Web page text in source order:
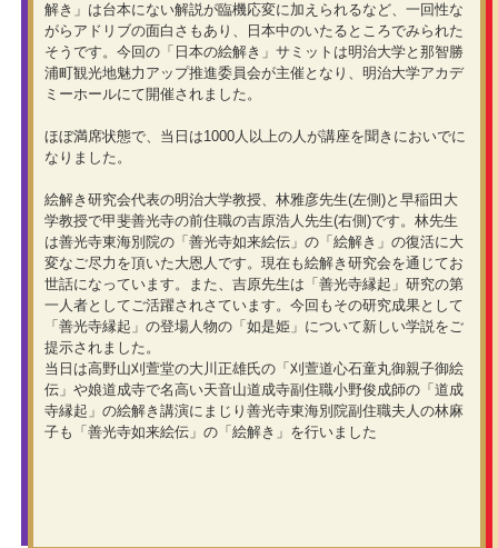
解き」は台本にない解説が臨機応変に加えられるなど、一回性な
がらアドリブの面白さもあり、日本中のいたるところでみられた
そうです。今回の「日本の絵解き」サミットは明治大学と那智勝
浦町観光地魅力アップ推進委員会が主催となり、明治大学アカデ
ミーホールにて開催されました。
ほぼ満席状態で、当日は1000人以上の人が講座を聞きにおいでに
なりました。
絵解き研究会代表の明治大学教授、林雅彦先生(左側)と早稲田大
学教授で甲斐善光寺の前住職の吉原浩人先生(右側)です。林先生
は善光寺東海別院の「善光寺如来絵伝」の「絵解き」の復活に大
変なご尽力を頂いた大恩人です。現在も絵解き研究会を通じてお
世話になっています。また、吉原先生は「善光寺縁起」研究の第
一人者としてご活躍されさています。今回もその研究成果として
「善光寺縁起」の登場人物の「如是姫」について新しい学説をご
提示されました。
当日は高野山刈萱堂の大川正雄氏の「刈萱道心石童丸御親子御絵
伝」や娘道成寺で名高い天音山道成寺副住職小野俊成師の「道成
寺縁起」の絵解き講演にまじり善光寺東海別院副住職夫人の林麻
子も「善光寺如来絵伝」の「絵解き」を行いました